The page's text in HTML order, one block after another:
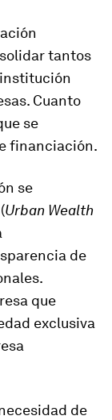
tantos
Cuanto
se
financiación.
se
Urban Wealth
de
que
exclusiva
de